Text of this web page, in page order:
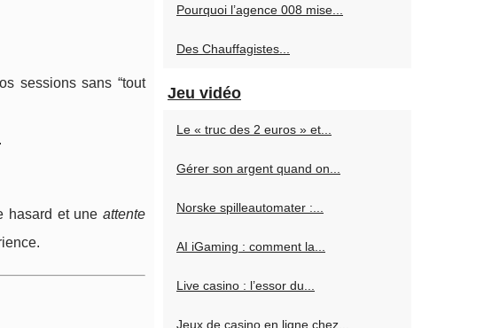
sessions sans “tout
hasard et une attente
Pourquoi l’agence 008 mise...
Des Chauffagistes...
Jeu vidéo
Le « truc des 2 euros » et...
Gérer son argent quand on...
Norske spilleautomater :...
AI iGaming : comment la...
Live casino : l’essor du...
Jeux de casino en ligne chez...